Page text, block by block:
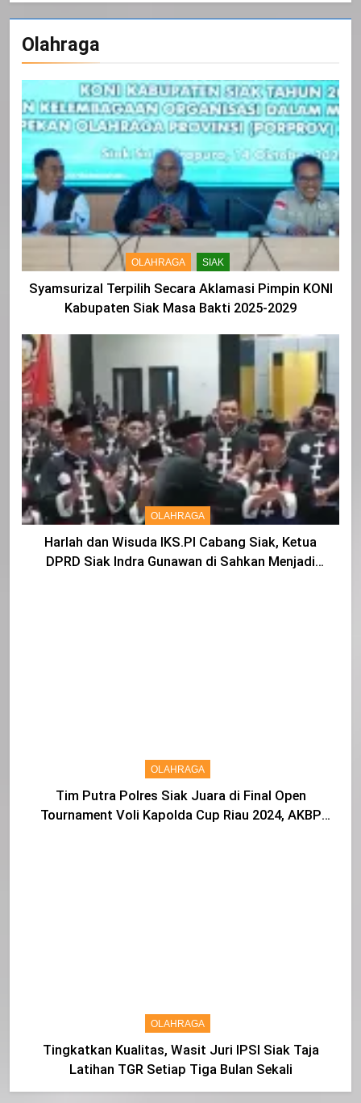
Olahraga
OLAHRAGA SIAK
Syamsurizal Terpilih Secara Aklamasi Pimpin KONI
Kabupaten Siak Masa Bakti 2025-2029
OLAHRAGA
Harlah dan Wisuda IKS.PI Cabang Siak, Ketua
DPRD Siak Indra Gunawan di Sahkan Menjadi
OLAHRAGA
Tim Putra Polres Siak Juara di Final Open
Tournament Voli Kapolda Cup Riau 2024, AKBP
OLAHRAGA
Tingkatkan Kualitas, Wasit Juri IPSI Siak Taja
Latihan TGR Setiap Tiga Bulan Sekali